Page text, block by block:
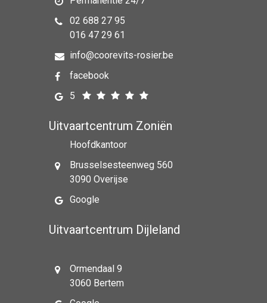
02 688 27 95
016 47 29 61
info@coorevits-rosier.be
facebook
5
Uitvaartcentrum Zoniën
Hoofdkantoor
Brusselsesteenweg 560
3090 Overijse
Google
Uitvaartcentrum Dijleland
Ormendaal 9
3060 Bertem